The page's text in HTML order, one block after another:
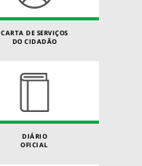
CARTA DE SERVIÇOS
DO CIDADÃO
DIÁRIO
OFICIAL